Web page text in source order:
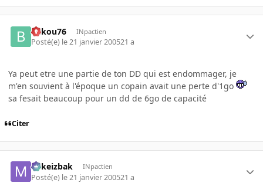
bakou76 INpactien
Posté(e) le 21 janvier 200521 a
Ya peut etre une partie de ton DD qui est endommager, je
m'en souvient à l'époque un copain avait une perte d'1go
sa fesait beaucoup pour un dd de 6go de capacité
Citer
Mikeizbak INpactien
Posté(e) le 21 janvier 200521 a